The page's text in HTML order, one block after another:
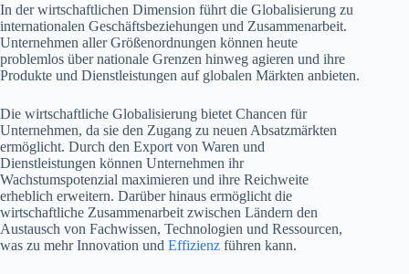
In der wirtschaftlichen Dimension führt die Globalisierung zu
internationalen Geschäftsbeziehungen und Zusammenarbeit.
Unternehmen aller Größenordnungen können heute
problemlos über nationale Grenzen hinweg agieren und ihre
Produkte und Dienstleistungen auf globalen Märkten anbieten.
Die wirtschaftliche Globalisierung bietet Chancen für
Unternehmen, da sie den Zugang zu neuen Absatzmärkten
ermöglicht. Durch den Export von Waren und
Dienstleistungen können Unternehmen ihr
Wachstumspotenzial maximieren und ihre Reichweite
erheblich erweitern. Darüber hinaus ermöglicht die
wirtschaftliche Zusammenarbeit zwischen Ländern den
Austausch von Fachwissen, Technologien und Ressourcen,
was zu mehr Innovation und Effizienz führen kann.